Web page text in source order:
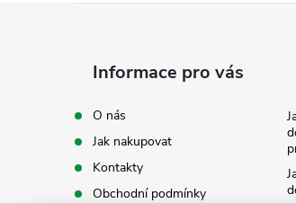
Informace pro vás
O nás
Jak nakupovat
Kontakty
Obchodní podmínky